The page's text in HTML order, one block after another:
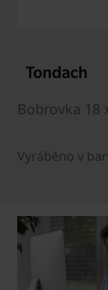
Bobrovka 18
Vyráběno v